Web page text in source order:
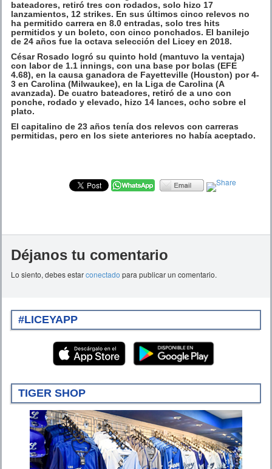
bateadores, retiró tres con rodados, solo hizo 17
lanzamientos, 12 strikes. En sus últimos cinco relevos no
ha permitido carrera en 8.0 entradas, solo tres hits
permitidos y un boleto, con cinco ponchados. El banilejo
de 24 años fue la octava selección del Licey en 2018.
César Rosado logró su quinto hold (mantuvo la ventaja)
con labor de 1.1 innings, con una base por bolas (EFE
4.68), en la causa ganadora de Fayetteville (Houston) por 4-
3 en Carolina (Milwaukee), en la Liga de Carolina (A
avanzada). De cuatro bateadores, retiró de a uno con
ponche, rodado y elevado, hizo 14 lances, ocho sobre el
plato.
El capitalino de 23 años tenía dos relevos con carreras
permitidas, pero en los siete anteriores no había aceptado.
Déjanos tu comentario
Lo siento, debes estarconectado para publicar un comentario.
#LICEYAPP
TIGER SHOP